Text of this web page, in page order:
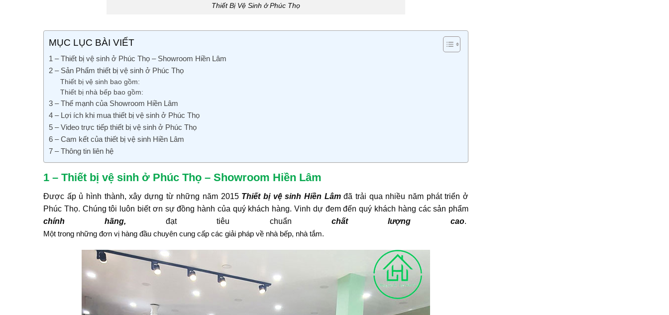
Thiết Bị Vệ Sinh ở Phúc Thọ
MỤC LỤC BÀI VIẾT
1 – Thiết bị vệ sinh ở Phúc Thọ – Showroom Hiền Lâm
2 – Sản Phẩm thiết bị vệ sinh ở Phúc Thọ
Thiết bị vệ sinh bao gồm:
Thiết bị nhà bếp bao gồm:
3 – Thế mạnh của Showroom Hiền Lâm
4 – Lợi ích khi mua thiết bị vệ sinh ở Phúc Thọ
5 – Video trực tiếp thiết bị vệ sinh ở Phúc Thọ
6 – Cam kết của thiết bị vệ sinh Hiền Lâm
7 – Thông tin liên hệ
1 – Thiết bị vệ sinh ở Phúc Thọ – Showroom Hiền Lâm
Được ấp ủ hình thành, xây dựng từ những năm 2015 Thiết bị vệ sinh Hiền Lâmđã trải qua nhiều năm phát triển ở
Phúc Thọ. Chúng tôi luôn biết ơn sự đồng hành của quý khách hàng. Vinh dự đem đến quý khách hàng các sản phẩm
chính hãng, đạt tiêu chuẩn chất lượng cao.
Một trong những đơn vị hàng đầu chuyên cung cấp các giải pháp về nhà bếp, nhà tắm.